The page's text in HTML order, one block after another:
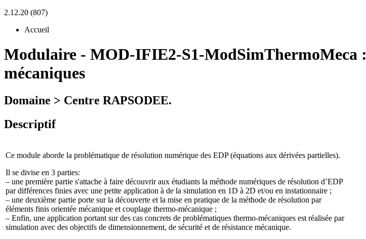
2.12.20 (807)
Accueil
Modulaire - MOD-IFIE2-S1-ModSimThermoMeca :
mécaniques
Domaine > Centre RAPSODEE.
Descriptif
Ce module aborde la problématique de résolution numérique des EDP (équations aux dérivées partielles).
Il se divise en 3 parties:
– une première partie s'attache à faire découvrir aux étudiants la méthode numériques de résolution d’EDP
par différences finies avec une petite application à de la simulation en 1D à 2D et/ou en instationnaire ;
– une deuxième partie porte sur la découverte et la mise en pratique de la méthode de résolution par
éléments finis orientée mécanique et couplage thermo-mécanique ;
– Enfin, une application portant sur des cas concrets de problématiques thermo-mécaniques est réalisée par
simulation avec des objectifs de dimensionnement, de sécurité et de résistance mécanique.